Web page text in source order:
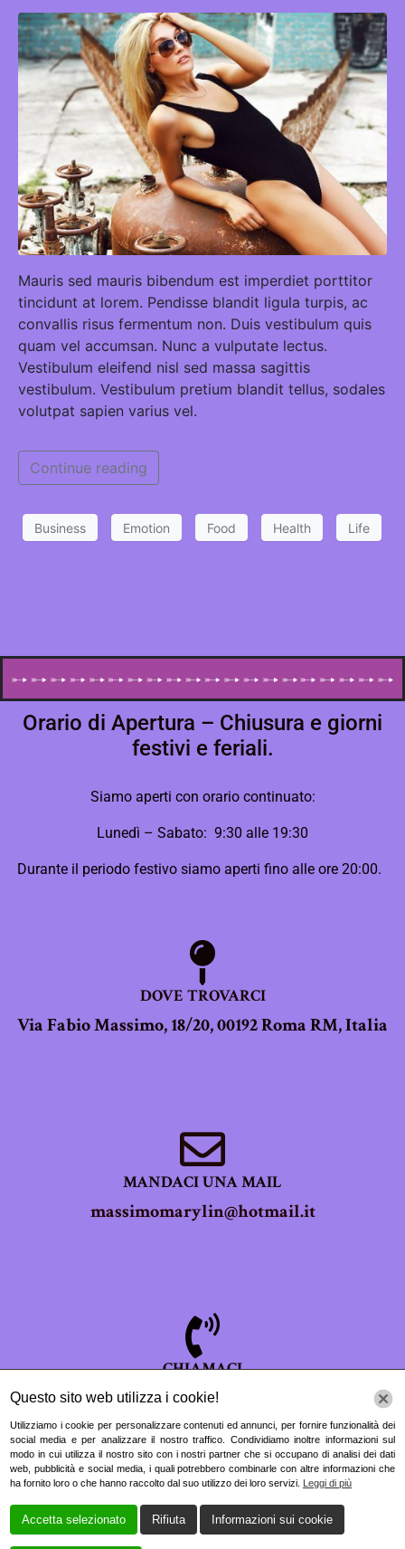
Mauris sed mauris bibendum est imperdiet porttitor
tincidunt at lorem. Pendisse blandit ligula turpis, ac
convallis risus fermentum non. Duis vestibulum quis
quam vel accumsan. Nunc a vulputate lectus.
Vestibulum eleifend nisl sed massa sagittis
vestibulum. Vestibulum pretium blandit tellus, sodales
volutpat sapien varius vel.
Continue reading
Business Emotion Food Health Life
Orario di Apertura – Chiusura e giorni
festivi e feriali.
Siamo aperti con orario continuato:
Lunedì – Sabato: 9:30 alle 19:30
Durante il periodo festivo siamo aperti fino alle ore 20:00.
DOVE TROVARCI
Via Fabio Massimo, 18/20, 00192 Roma RM, Italia
MANDACI UNA MAIL
massimomarylin@hotmail.it
CHIAMACI
063243234
Questo sito web utilizza i cookie!
Utilizziamo i cookie per personalizzare contenuti ed annunci, per fornire funzionalità dei
social media e per analizzare il nostro traffico. Condividiamo inoltre informazioni sul
modo in cui utilizza il nostro sito con i nostri partner che si occupano di analisi dei dati
web, pubblicità e social media, i quali potrebbero combinarle con altre informazioni che
ha fornito loro o che hanno raccolto dal suo utilizzo dei loro servizi. Leggi di più
Accetta selezionato Rifiuta Informazioni sui cookie